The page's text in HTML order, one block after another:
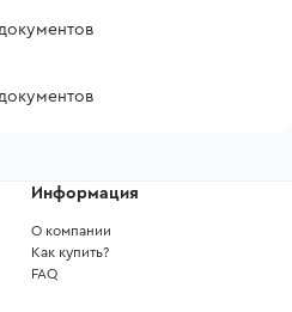
Информация
О компании
Как купить?
FAQ